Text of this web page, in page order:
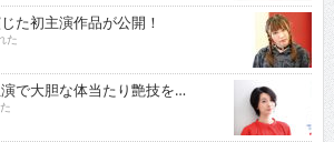
た初主演作品が公開！
た
で大胆な体当たり艶技を…